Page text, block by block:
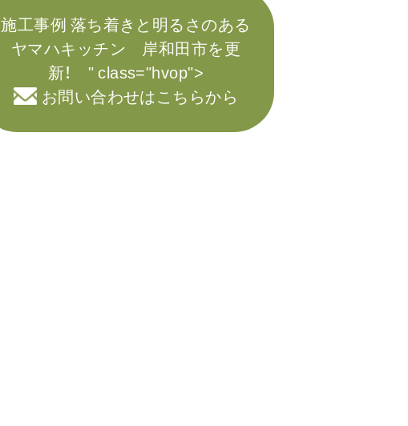
施工事例 落ち着きと明るさのある
ヤマハキッチン 岸和田市を更
新！ " class="hvop">
お問い合わせはこちらから